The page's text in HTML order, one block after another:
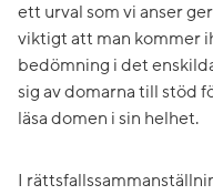
ett urval som vi anser
viktigt att man kommer
bedömning i det
sig av domarna till stöd
läsa domen i sin helhet.
I